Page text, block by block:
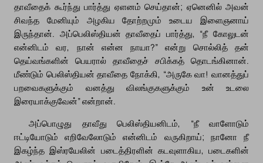
தாவீதைக் கூர்ந்து பார்த்து ஏளனம் செய்தான்; ஏனெனில் அவன்
சிவந்த மேனியும் அழகிய தோற்றமும் உடைய இளைஞனாய்
இருந்தான். அப்பெலிஸ்தியன் தாவீதைப் பார்த்து, “நீ கோலுடன்
என்னிடம் வர, நான் என்ன நாயா?” என்று சொல்லித் தன்
தெய்வங்களின் பெயரால் தாவீதைச் சபிக்கத் தொடங்கினான்.
மீண்டும் பெலிஸ்தியன் தாவீதை நோக்கி, “அருகே வா! வானத்துப்
பறவைகளுக்கும் வனத்து விலங்குகளுக்கும் உன் உடலை
இரையாக்குவேன்” என்றான்.
அப்பொழுது தாவீது பெலிஸ்தியனிடம், “நீ வாளோடும்
ஈட்டியோடும் எறிவேலோடும் என்னிடம் வருகிறாய்; நானோ நீ
இகழ்ந்த இஸ்ரயேலின் படைத்திரளின் கடவுளாகிய, படைகளின்